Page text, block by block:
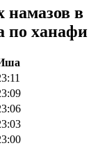
намазов в
по ханафи